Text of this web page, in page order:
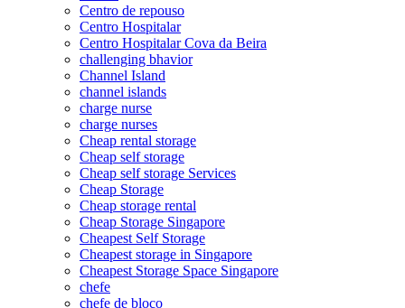
Centro de repouso
Centro Hospitalar
Centro Hospitalar Cova da Beira
challenging bhavior
Channel Island
channel islands
charge nurse
charge nurses
Cheap rental storage
Cheap self storage
Cheap self storage Services
Cheap Storage
Cheap storage rental
Cheap Storage Singapore
Cheapest Self Storage
Cheapest storage in Singapore
Cheapest Storage Space Singapore
chefe
chefe de bloco